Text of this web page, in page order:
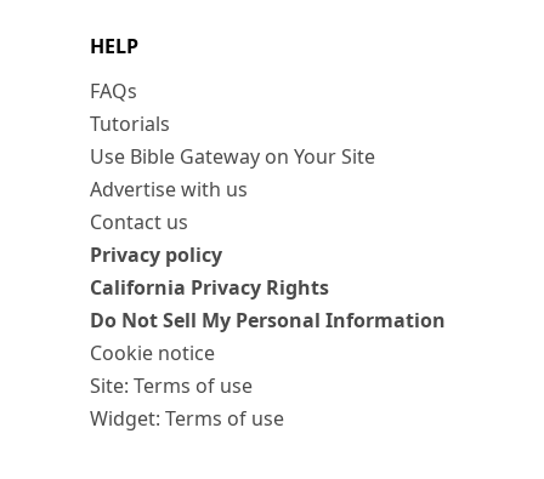
HELP
FAQs
Tutorials
Use Bible Gateway on Your Site
Advertise with us
Contact us
Privacy policy
California Privacy Rights
Do Not Sell My Personal Information
Cookie notice
Site: Terms of use
Widget: Terms of use